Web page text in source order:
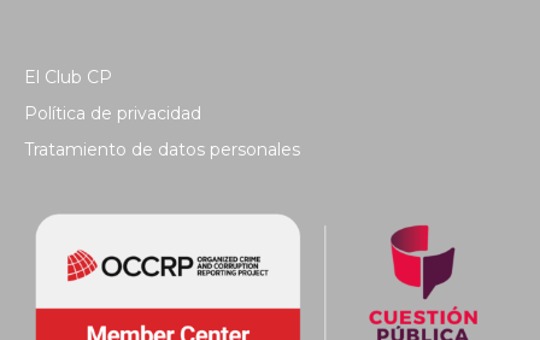
El Club CP
Política de privacidad
Tratamiento de datos personales